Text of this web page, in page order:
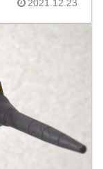
2021.12.23